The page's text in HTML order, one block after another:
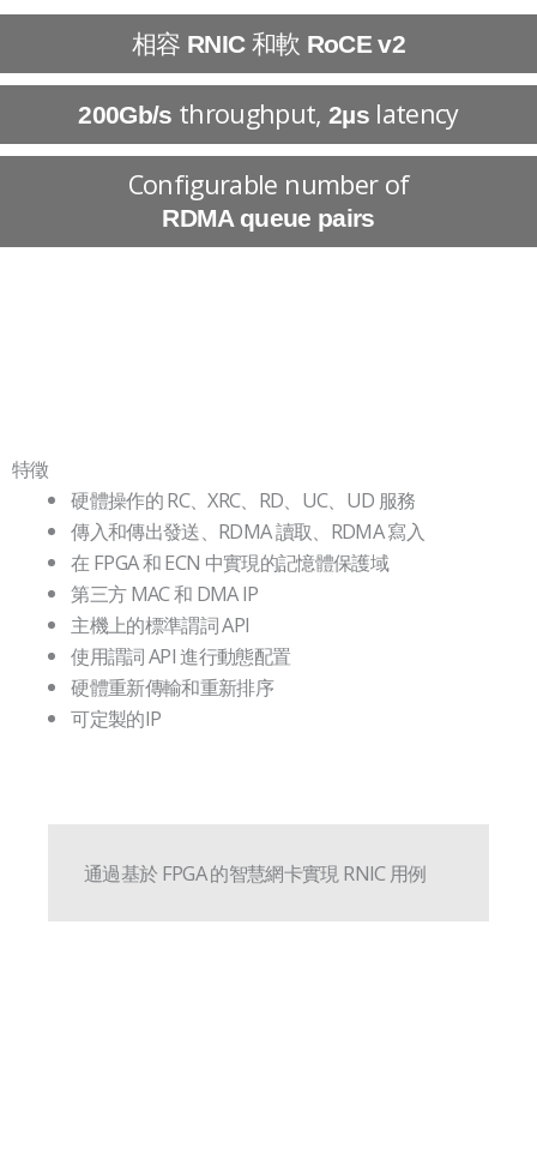
相容 RNIC和軟 RoCE v2
200Gb/s throughput,2µs latency
Configurable number of
RDMA queue pairs
特徵
硬體操作的 RC、XRC、RD、UC、UD 服務
傳入和傳出發送、RDMA 讀取、RDMA 寫入
在 FPGA 和 ECN 中實現的記憶體保護域
第三方 MAC 和 DMA IP
主機上的標準謂詞 API
使用謂詞 API 進行動態配置
硬體重新傳輸和重新排序
可定製的IP
通過基於 FPGA 的智慧網卡實現 RNIC 用例